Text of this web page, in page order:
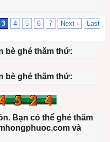
3 4 5 6 7 Next ›
Last
bè ghé thăm thứ:
bè ghé thăm thứ:
Bạn có thể ghé thăm
và